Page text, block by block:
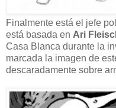
Finalmente está el jefe
está basada en Ari
Casa Blanca durante la
marcada la imagen de
descaradamente sobre